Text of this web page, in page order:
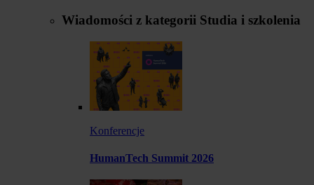
Wiadomości z kategorii Studia i szkolenia
Konferencje
HumanTech Summit 2026